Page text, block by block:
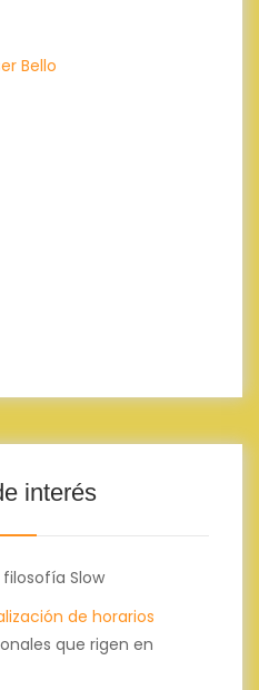
Bello
interés
Slow
de horarios
que rigen en